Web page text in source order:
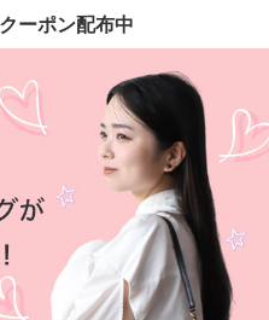
ーポン配布中